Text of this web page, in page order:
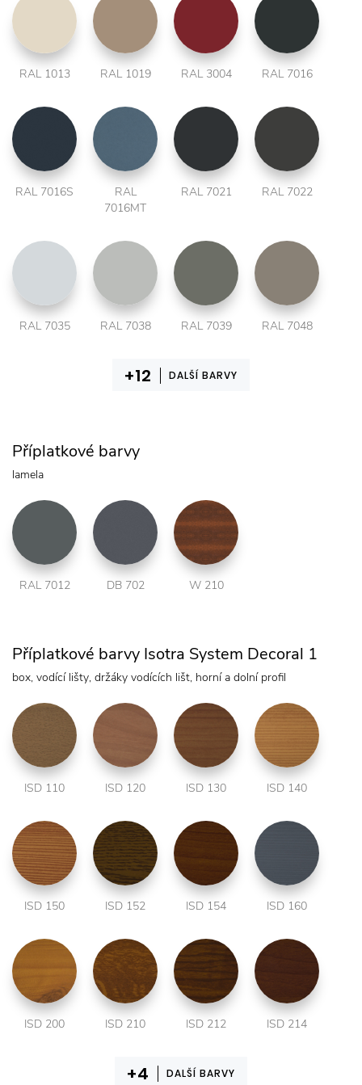
RAL 1013 RAL 1019 RAL 3004 RAL 7016
RAL 7016S
RAL
7016MT
RAL 7021 RAL 7022
RAL 7035 RAL 7038 RAL 7039 RAL 7048
DALŠÍ BARVY
Příplatkové barvy
lamela
RAL 7012 DB 702 W 210
Příplatkové barvy Isotra System Decoral 1
box, vodící lišty, držáky vodících lišt, horní a dolní profil
ISD 110 ISD 120 ISD 130 ISD 140
ISD 150 ISD 152 ISD 154 ISD 160
ISD 200 ISD 210 ISD 212 ISD 214
DALŠÍ BARVY